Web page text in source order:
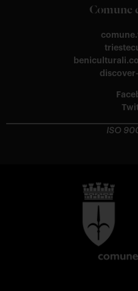
Comune
ISO